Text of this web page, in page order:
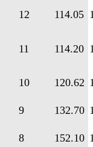
12 114.05
11 114.20
10 120.62
9 132.70
8 152.10